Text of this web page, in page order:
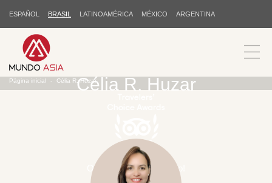
ESPAÑOL BRASIL LATINOAMÉRICA MÉXICO ARGENTINA
Célia R. Huzar
Página inicial Célia R. Huzar
Obrigado pelo seu apoio!